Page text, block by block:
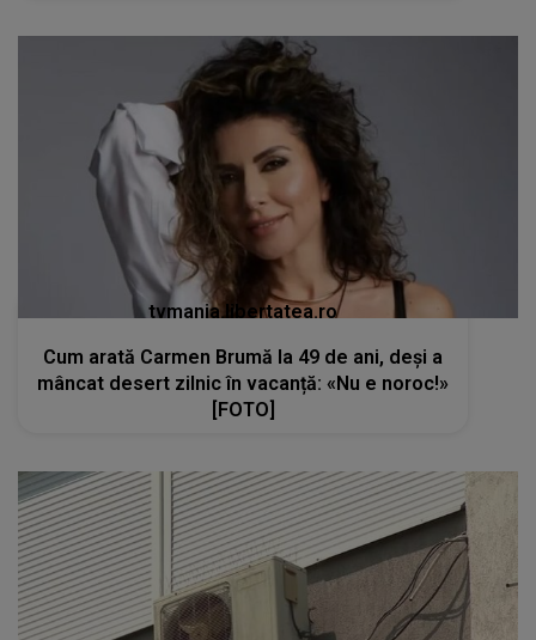
tvmania.libertatea.ro
Cum arată Carmen Brumă la 49 de ani, deși a
mâncat desert zilnic în vacanță: «Nu e noroc!»
[FOTO]